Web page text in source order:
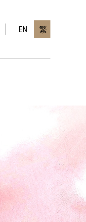
EN 繁